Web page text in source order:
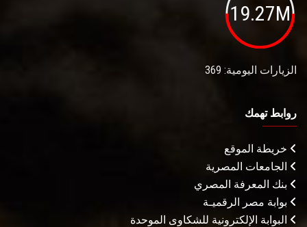
19.27M
الزيارات اليومية: 369
روابط تهمك
خريطة الموقع
الجامعات المصرية
بنك المعرفة المصري
بوابة مصر الرقميـة
البوابة الإلكترونية للشكاوى الموحدة